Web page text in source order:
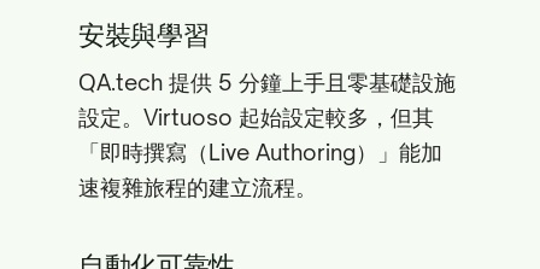
安裝與學習
QA.tech 提供 5 分鐘上手且零基礎設施
設定。Virtuoso 起始設定較多，但其
「即時撰寫（Live Authoring）」能加
速複雜旅程的建立流程。